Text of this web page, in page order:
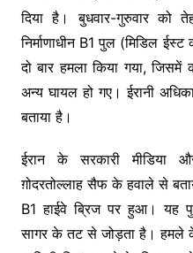
दिया है। बुधवार-गुरुवार को
निर्माणाधीन B1 पुल (मिडिल
दो बार हमला किया गया,
अन्य घायल हो गए। ईरानी
बताया है।
ईरान के सरकारी मीडिया
ग़ोदरतोल्लाह सैफ के हवाले से
B1 हाईवे ब्रिज पर हुआ। यह
सागर के तट से जोड़ता है। हमले